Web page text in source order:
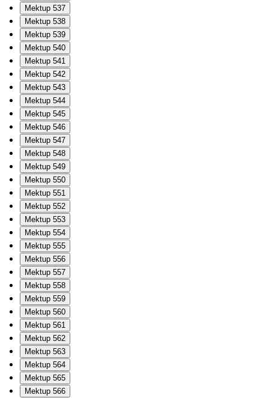
Mektup 537
Mektup 538
Mektup 539
Mektup 540
Mektup 541
Mektup 542
Mektup 543
Mektup 544
Mektup 545
Mektup 546
Mektup 547
Mektup 548
Mektup 549
Mektup 550
Mektup 551
Mektup 552
Mektup 553
Mektup 554
Mektup 555
Mektup 556
Mektup 557
Mektup 558
Mektup 559
Mektup 560
Mektup 561
Mektup 562
Mektup 563
Mektup 564
Mektup 565
Mektup 566